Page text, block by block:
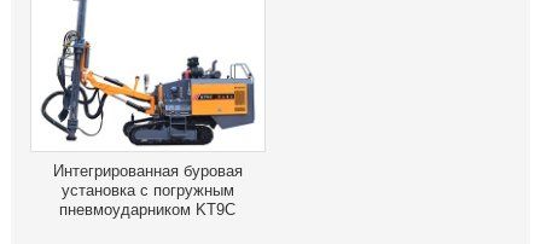
Интегрированная буровая
установка с погружным
пневмоударником KT9C